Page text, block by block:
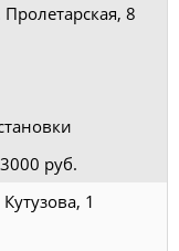
8
руб.
1